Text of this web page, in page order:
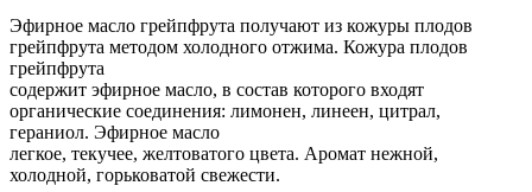
Эфирное масло грейпфрута получают из кожуры плодов
грейпфрута методом холодного отжима. Кожура плодов
грейпфрута
содержит эфирное масло, в состав которого входят
органические соединения: лимонен, линеен, цитрал,
гераниол. Эфирное масло
легкое, текучее, желтоватого цвета. Аромат нежной,
холодной, горьковатой свежести.